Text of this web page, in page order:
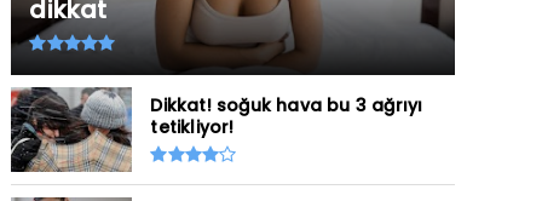
dikkat
Dikkat! soğuk hava bu 3 ağrıyı
tetikliyor!